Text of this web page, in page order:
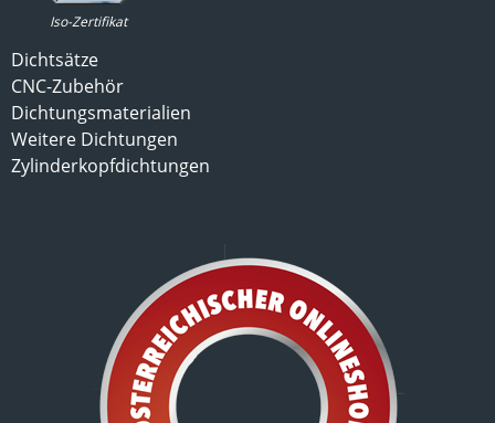
Iso-Zertifikat
Dichtsätze
CNC-Zubehör
Dichtungsmaterialien
Weitere Dichtungen
Zylinderkopfdichtungen